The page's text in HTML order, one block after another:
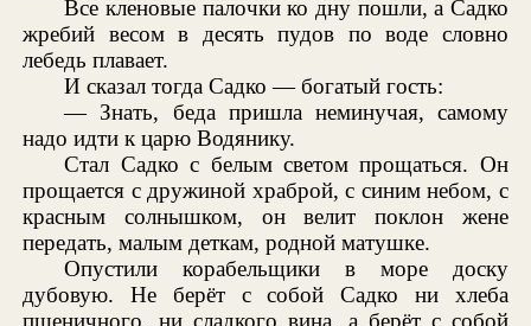
Все кленовые палочки ко дну пошли, а Садко
жребий весом в десять пудов по воде словно
лебедь плавает.
И сказал тогда Садко — богатый гость:
— Знать, беда пришла неминучая, самому
надо идти к царю Водянику.
Стал Садко с белым светом прощаться. Он
прощается с дружиной храброй, с синим небом, с
красным солнышком, он велит поклон жене
передать, малым деткам, родной матушке.
Опустили корабельщики в море доску
дубовую. Не берёт с собой Садко ни хлеба